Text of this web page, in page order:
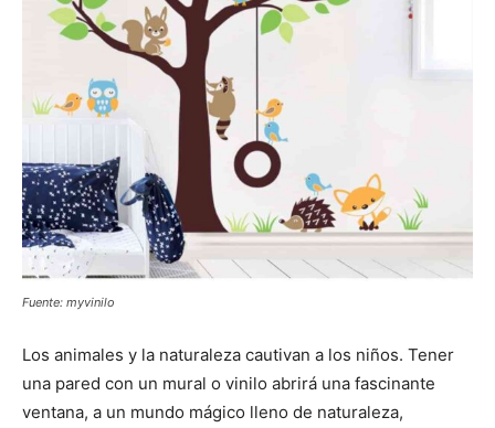
Fuente: myvinilo
Los animales y la naturaleza cautivan a los niños. Tener
una pared con un mural o vinilo abrirá una fascinante
ventana, a un mundo mágico lleno de naturaleza,